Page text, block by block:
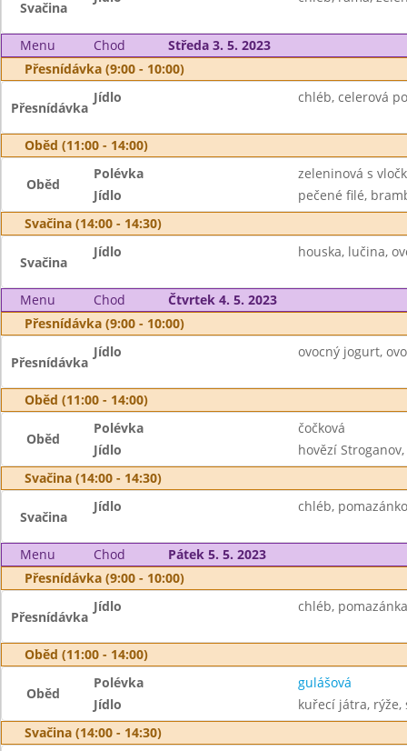
Svačina
Menu Chod
Středa 3. 5. 2023
Přesnídávka (9:00 - 10:00)
Přesnídávka
Jídlo chléb, celerová
Oběd (11:00 - 14:00)
Oběd
Polévka
zeleninová s
Jídlo
pečené filé,
Svačina (14:00 - 14:30)
Svačina
Jídlo houska, lučina,
Menu Chod
Čtvrtek 4. 5. 2023
Přesnídávka (9:00 - 10:00)
Přesnídávka
Jídlo ovocný jogurt,
Oběd (11:00 - 14:00)
Oběd
Polévka
čočková
Jídlo
hovězí
Svačina (14:00 - 14:30)
Svačina
Jídlo chléb,
Menu Chod
Pátek 5. 5. 2023
Přesnídávka (9:00 - 10:00)
Přesnídávka
Jídlo chléb,
Oběd (11:00 - 14:00)
Oběd
Polévka
gulášová
Jídlo
kuřecí játra, rýže,
Svačina (14:00 - 14:30)